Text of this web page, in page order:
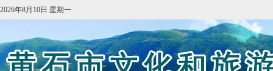
2026年8月10日 星期一